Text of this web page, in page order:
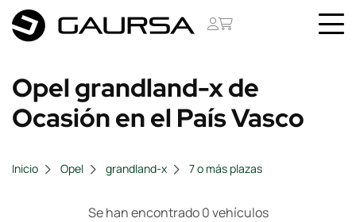
Opel grandland-x de
Ocasión en el País Vasco
Inicio Opel grandland-x 7 o más plazas
Se han encontrado 0 vehículos